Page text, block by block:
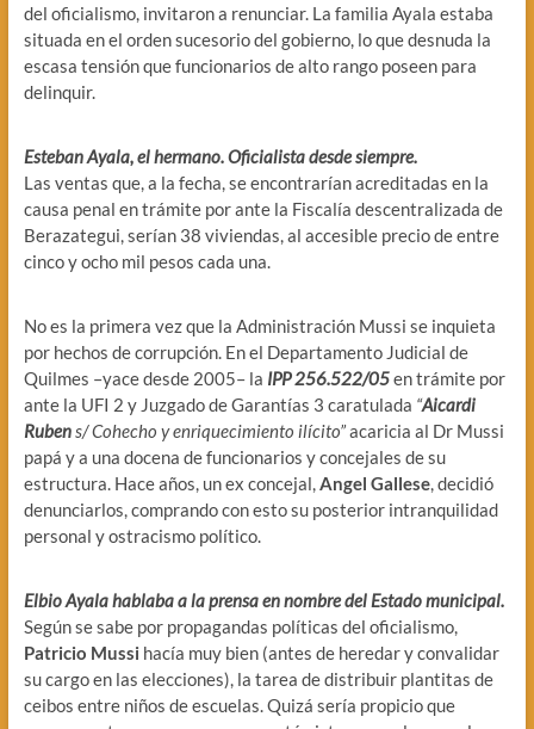
del oficialismo, invitaron a renunciar. La familia Ayala estaba
situada en el orden sucesorio del gobierno, lo que desnuda la
escasa tensión que funcionarios de alto rango poseen para
delinquir.
Esteban Ayala, el hermano. Oficialista desde siempre.
Las ventas que, a la fecha, se encontrarían acreditadas en la
causa penal en trámite por ante la Fiscalía descentralizada de
Berazategui, serían 38 viviendas, al accesible precio de entre
cinco y ocho mil pesos cada una.
No es la primera vez que la Administración Mussi se inquieta
por hechos de corrupción. En el Departamento Judicial de
Quilmes –yace desde 2005– la IPP 256.522/05en trámite por
ante la UFI 2 y Juzgado de Garantías 3 caratulada “Aicardi
Rubens/ Cohecho y enriquecimiento ilícito”acaricia al Dr Mussi
papá y a una docena de funcionarios y concejales de su
estructura. Hace años, un ex concejal,Angel Gallese, decidió
denunciarlos, comprando con esto su posterior intranquilidad
personal y ostracismo político.
Elbio Ayala hablaba a la prensa en nombre del Estado municipal.
Según se sabe por propagandas políticas del oficialismo,
Patricio Mussi hacía muy bien (antes de heredar y convalidar
su cargo en las elecciones), la tarea de distribuir plantitas de
ceibos entre niños de escuelas. Quizá sería propicio que